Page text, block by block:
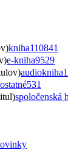
kniha110841
e-kniha9529
audiokniha
ostatné531
spoločenská